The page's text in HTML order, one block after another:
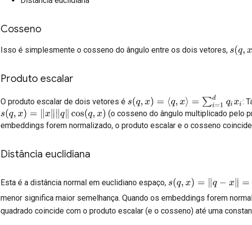
Cosseno
Isso é simplesmente o cosseno do ângulo entre os dois vetores, s(q,x )=
Produto escalar
O produto escalar de dois vetores é s(q, )=⟨ q,x =∑ =1d qix i
:
s(q,x )= ‖ x‖ q‖ cos( ,x)
(o cosseno do ângulo multiplicado pelo
embeddings forem normalizado, o produto escalar e o cosseno
Distância euclidiana
Esta é a distância normal em euclidiano espaço,
q = x‖ d
menor significa maior semelhança. Quando os embeddings forem
quadrado coincide com o produto escalar (e o cosseno) até uma